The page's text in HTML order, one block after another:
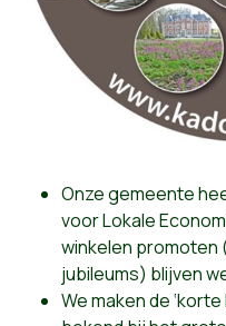
Onze gemeente
voor Lokale
winkelen promoten
jubileums) blijven
We maken de